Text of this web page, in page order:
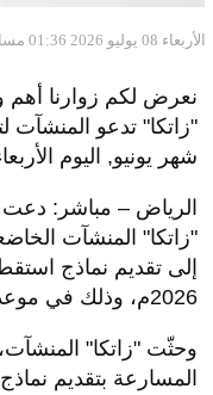
الأربعاء 08 يوليو 2026 01:36 مساءً
نعرض لكم زوارنا أهم
"زاتكا" تدعو المنشآت
شهر يونيو, اليوم الأربعاء 8 يوليو 2026 01:36
الرياض – مباشر: دعت
"زاتكا" المنشآت
إلى تقديم نماذج
2026م، وذلك في موعدٍ أقصاه 10 يوليو/ تموز 2026م
وحثّت "زاتكا" المنشآت،
المسارعة بتقديم